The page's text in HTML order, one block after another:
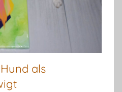
als